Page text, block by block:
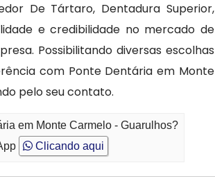
De Tártaro, Dentadura Superior,
e credibilidade no mercado de
Possibilitando diversas escolhas
com Ponte Dentária em Monte
pelo seu contato.
em Monte Carmelo - Guarulhos?
Clicando aqui